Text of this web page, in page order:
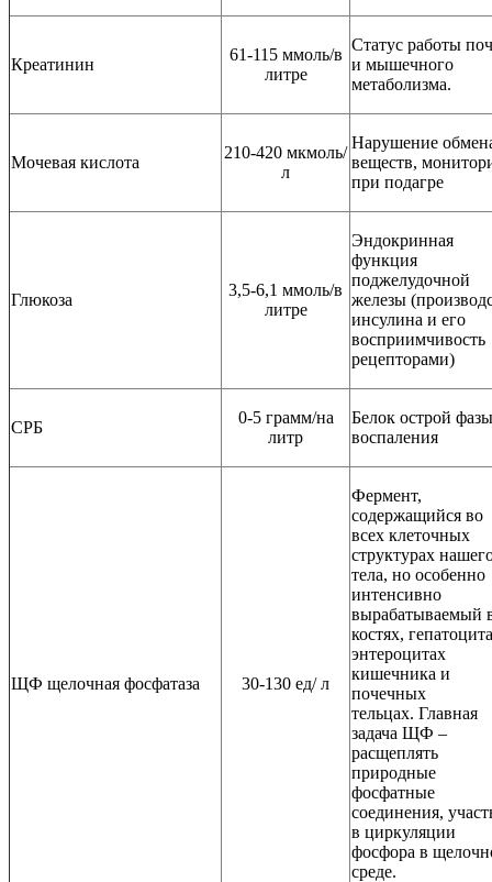
Креатинин
61-115 ммоль/в
литре
Статус работы
и мышечного
метаболизма.
Мочевая кислота
210-420 мкмоль/
л
Нарушение
веществ,
при подагре
Глюкоза
3,5-6,1 ммоль/в
литре
Эндокринная
функция
поджелудочной
железы
инсулина и его
восприимчивость
рецепторами)
СРБ
0-5 грамм/на
литр
Белок острой фазы
воспаления
ЩФ щелочная фосфатаза 30-130 ед/ л
Фермент,
содержащийся во
всех клеточных
структурах
тела, но особенно
интенсивно
вырабатываемый
костях,
энтероцитах
кишечника и
почечных
тельцах. Главная
задача ЩФ –
расщеплять
природные
фосфатные
соединения,
в циркуляции
фосфора в
среде.